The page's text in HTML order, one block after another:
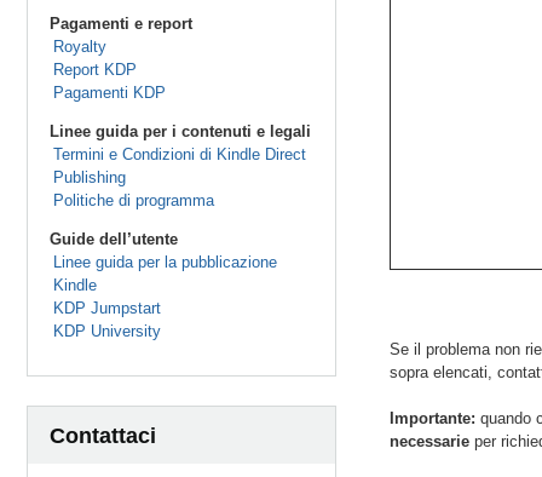
Pagamenti e report
Royalty
Report KDP
Pagamenti KDP
Linee guida per i contenuti e legali
Termini e Condizioni di Kindle Direct
Publishing
Politiche di programma
Guide dell’utente
Linee guida per la pubblicazione
Kindle
KDP Jumpstart
KDP University
Contattaci
Se il problema non
sopra elencati,
Importante: quando
necessarie per